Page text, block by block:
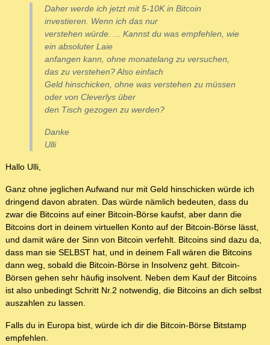
Daher werde ich jetzt mit 5-10K in Bitcoin
investieren. Wenn ich das nur
verstehen würde. ... Kannst du was empfehlen, wie
ein absoluter Laie
anfangen kann, ohne monatelang zu versuchen,
das zu verstehen? Also einfach
Geld hinschicken, ohne was verstehen zu müssen
oder von Cleverlys über
den Tisch gezogen zu werden?
Danke
Ulli
Hallo Ulli,
Ganz ohne jeglichen Aufwand nur mit Geld hinschicken würde ich
dringend davon abraten. Das würde nämlich bedeuten, dass du
zwar die Bitcoins auf einer Bitcoin-Börse kaufst, aber dann die
Bitcoins dort in deinem virtuellen Konto auf der Bitcoin-Börse lässt,
und damit wäre der Sinn von Bitcoin verfehlt. Bitcoins sind dazu da,
dass man sie SELBST hat, und in deinem Fall wären die Bitcoins
dann weg, sobald die Bitcoin-Börse in Insolvenz geht. Bitcoin-
Börsen gehen sehr häufig insolvent. Neben dem Kauf der Bitcoins
ist also unbedingt Schritt Nr.2 notwendig, die Bitcoins an dich selbst
auszahlen zu lassen.
Falls du in Europa bist, würde ich dir die Bitcoin-Börse Bitstamp
empfehlen.